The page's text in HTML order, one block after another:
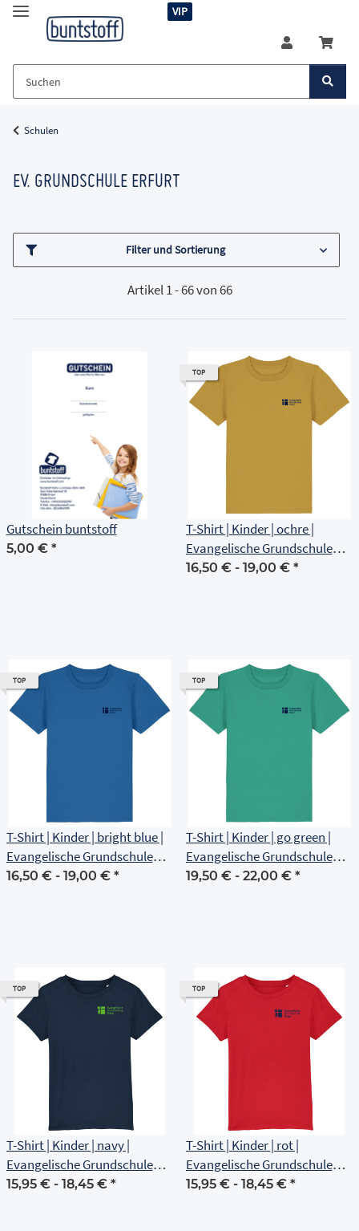
VIP
Schulen
EV. GRUNDSCHULE ERFURT
Filter und Sortierung
Artikel 1 - 66 von 66
Gutschein buntstoff
5,00 € *
TOP
T-Shirt | Kinder | ochre |
Evangelische Grundschule
Erfurt
16,50 € - 19,00 € *
TOP
T-Shirt | Kinder | bright blue |
Evangelische Grundschule
Erfurt
16,50 € - 19,00 € *
TOP
T-Shirt | Kinder | go green |
Evangelische Grundschule
Erfurt
19,50 € - 22,00 € *
TOP
T-Shirt | Kinder | navy |
Evangelische Grundschule
Erfurt
15,95 € - 18,45 € *
TOP
T-Shirt | Kinder | rot |
Evangelische Grundschule
Erfurt
15,95 € - 18,45 € *